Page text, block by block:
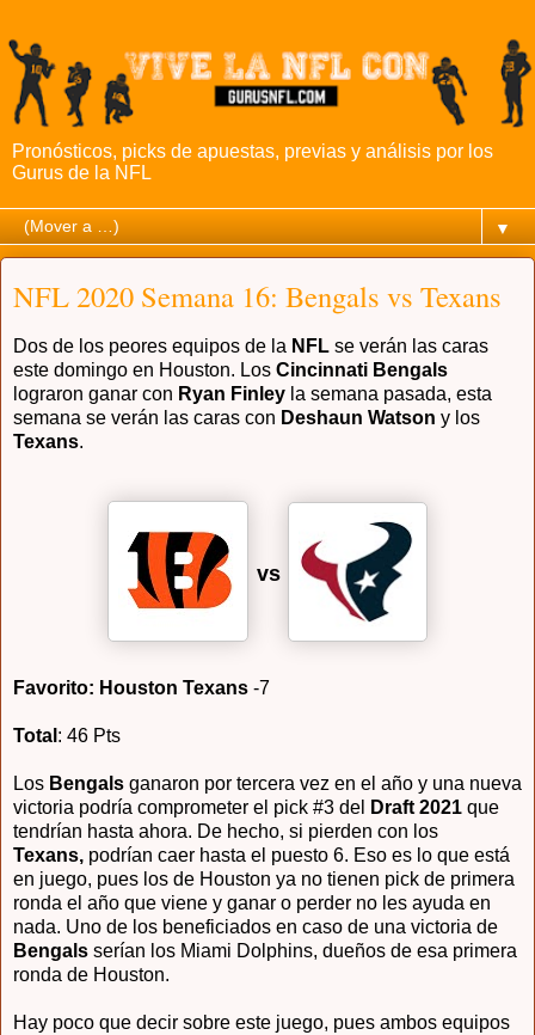
Pronósticos, picks de apuestas, previas y análisis por los
Gurus de la NFL
▼
NFL 2020 Semana 16: Bengals vs Texans
Dos de los peores equipos de la NFL se verán las caras
este domingo en Houston. Los Cincinnati Bengals
lograron ganar con Ryan Finley la semana pasada, esta
semana se verán las caras con Deshaun Watson y los
Texans.
vs
Favorito: Houston Texans -7
Total : 46 Pts
Los Bengals ganaron por tercera vez en el año y una nueva
victoria podría comprometer el pick #3 del
Draft 2021 que
tendrían hasta ahora. De hecho, si pierden con los
Texans, podrían caer hasta el puesto 6. Eso es lo que está
en juego, pues los de Houston ya no tienen pick de primera
ronda el año que viene y ganar o perder no les ayuda en
nada. Uno de los beneficiados en caso de una victoria de
Bengals serían los Miami Dolphins, dueños de esa primera
ronda de Houston.
Hay poco que decir sobre este juego, pues ambos equipos